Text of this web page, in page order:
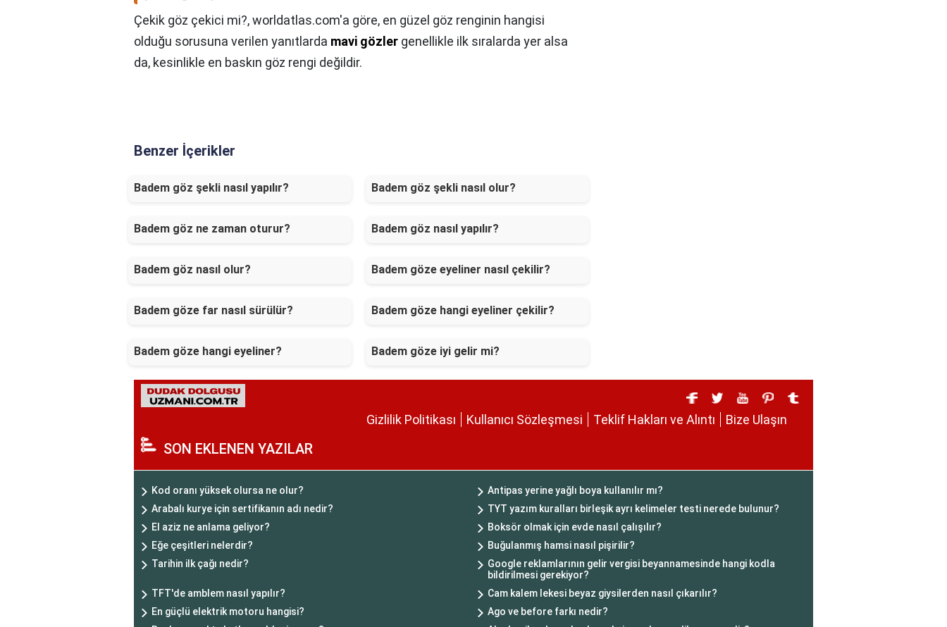
Çekik göz çekici mi?,worldatlas.com'a göre, en güzel göz renginin hangisi
olduğu sorusuna verilen yanıtlarda mavi gözler genellikle ilk sıralarda yer alsa
da, kesinlikle en baskın göz rengi değildir.
Benzer İçerikler
Badem göz şekli nasıl yapılır? Badem göz şekli nasıl olur?
Badem göz ne zaman oturur? Badem göz nasıl yapılır?
Badem göz nasıl olur? Badem göze eyeliner nasıl çekilir?
Badem göze far nasıl sürülür? Badem göze hangi eyeliner çekilir?
Badem göze hangi eyeliner? Badem göze iyi gelir mi?
Gizlilik Politikası Kullanıcı Sözleşmesi Teklif Hakları ve Alıntı Bize Ulaşın
SON EKLENEN YAZILAR
Kod oranı yüksek olursa ne olur?
Antipas yerine yağlı boya kullanılır mı?
Arabalı kurye için sertifikanın adı nedir?
TYT yazım kuralları birleşik ayrı kelimeler testi nerede bulunur?
El aziz ne anlama geliyor?
Boksör olmak için evde nasıl çalışılır?
Eğe çeşitleri nelerdir?
Buğulanmış hamsi nasıl pişirilir?
Tarihin ilk çağı nedir?
Google reklamlarının gelir vergisi beyannamesinde hangi kodla
bildirilmesi gerekiyor?
TFT'de amblem nasıl yapılır?
Cam kalem lekesi beyaz giysilerden nasıl çıkarılır?
En güçlü elektrik motoru hangisi?
Ago ve before farkı nedir?